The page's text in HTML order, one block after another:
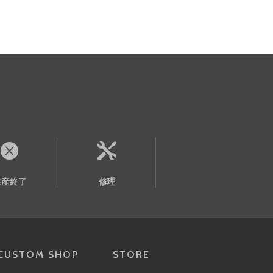
終了 修理
SHOP STORE